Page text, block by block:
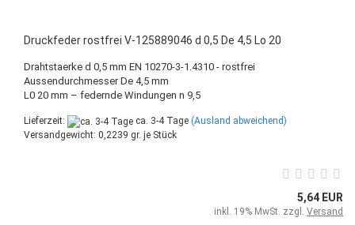
Druckfeder rostfrei V-125889046 d 0,5 De 4,5 Lo 20
Drahtstaerke d 0,5 mm EN 10270-3-1.4310 - rostfrei
Aussendurchmesser De 4,5 mm
L0 20 mm – federnde Windungen n 9,5
Lieferzeit: ca. 3-4 Tage (Ausland abweichend)
Versandgewicht: 0,2239 gr. je Stück
5,64 EUR
inkl. 19% MwSt. zzgl. Versand